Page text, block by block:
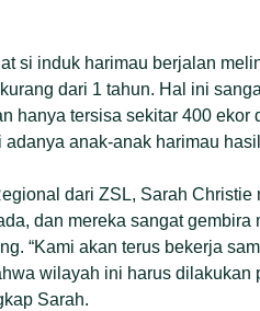
si induk harimau berjalan
dari 1 tahun. Hal ini
hanya tersisa sekitar 400
anak-anak harimau
dari ZSL, Sarah
dan mereka sangat
“Kami akan terus bekerja
wilayah ini harus
Sarah.